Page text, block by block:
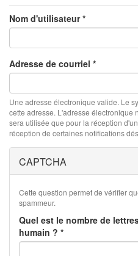
Nom d'utilisateur*
Adresse de courriel *
Une adresse électronique valide. Le
cette adresse. L'adresse électronique
sera utilisée que pour la réception
réception de certaines notifications
CAPTCHA
Cette question permet de vérifier
spammeur.
Quel est le nombre de
humain ? *